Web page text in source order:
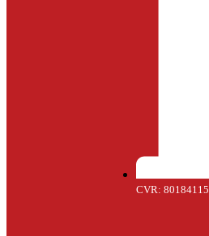
CVR: 80184115